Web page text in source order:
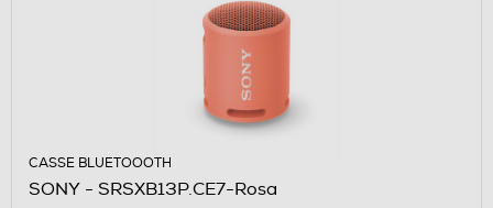
CASSE BLUETOOOTH
SONY - SRSXB13P.CE7-Rosa